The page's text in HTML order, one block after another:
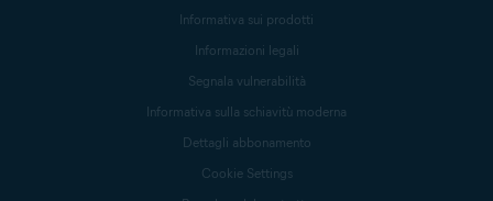
Informativa sui prodotti
Informazioni legali
Segnala vulnerabilità
Informativa sulla schiavitù moderna
Dettagli abbonamento
Cookie Settings